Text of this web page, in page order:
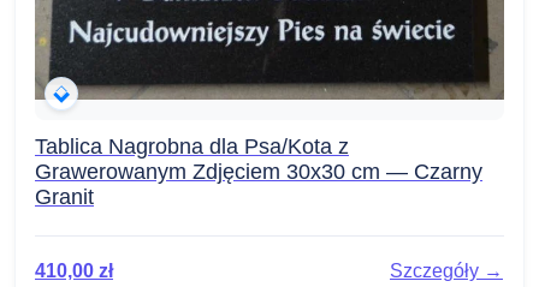
Tablica Nagrobna dla Psa/Kota z
Grawerowanym Zdjęciem 30x30 cm — Czarny
Granit
410,00 zł Szczegóły →